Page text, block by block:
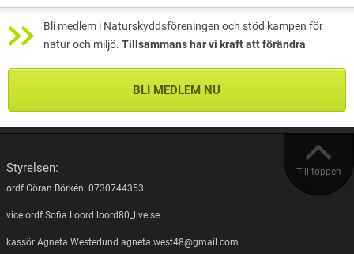
Bli medlem i Naturskyddsföreningen och stöd kampen för
natur och miljö. Tillsammans har vi kraft att förändra
BLI MEDLEM NU
Till toppen
Styrelsen:
ordf Göran Börkén 0730744353
vice ordf Sofia Loord loord80_live.se
kassör Agneta Westerlund agneta.west48@gmail.com